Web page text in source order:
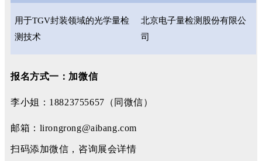
用于TGV封装领域的光学量检
测技术
北京电子量检测股份有限公
司
报名方式一：加微信
李小姐：18823755657（同微信）
邮箱：lirongrong@aibang.com
扫码添加微信，咨询展会详情